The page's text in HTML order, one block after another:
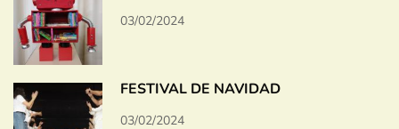
03/02/2024
FESTIVAL DE NAVIDAD
03/02/2024